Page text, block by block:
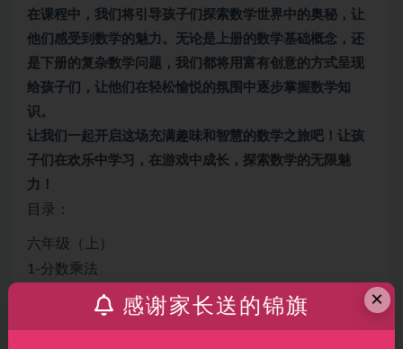
在课程中，我们将引导孩子们探索数学世界中的奥秘，让
他们感受到数学的魅力。无论是上册的数学基础概念，还
是下册的复杂数学问题，我们都将用富有创意的方式呈现
给孩子们，让他们在轻松愉悦的氛围中逐步掌握数学知
识。
让我们一起开启这场充满趣味和智慧的数学之旅吧！让孩
子们在欢乐中学习，在游戏中成长，探索数学的无限魅
力！
目录：
六年级（上）
1-分数乘法
×
感谢家长送的锦旗